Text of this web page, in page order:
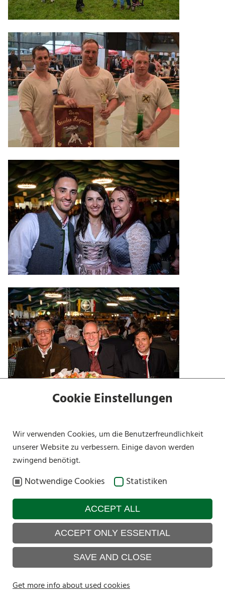
Cookie Einstellungen
Wir verwenden Cookies, um die Benutzerfreundlichkeit
unserer Website zu verbessern. Einige davon werden
zwingend benötigt.
Notwendige Cookies Statistiken
ACCEPT ALL
ACCEPT ONLY ESSENTIAL
SAVE AND CLOSE
Get more info about used cookies